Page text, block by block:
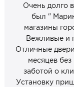
Очень долго
был "
магазины
Вежливые и
Отличные
месяцев без
заботой о
Установку